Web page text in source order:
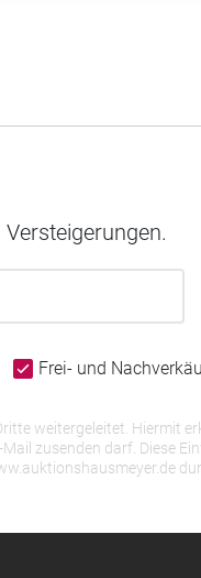
Frei- und
weitergeleitet. Hiermit
zusenden darf. Diese